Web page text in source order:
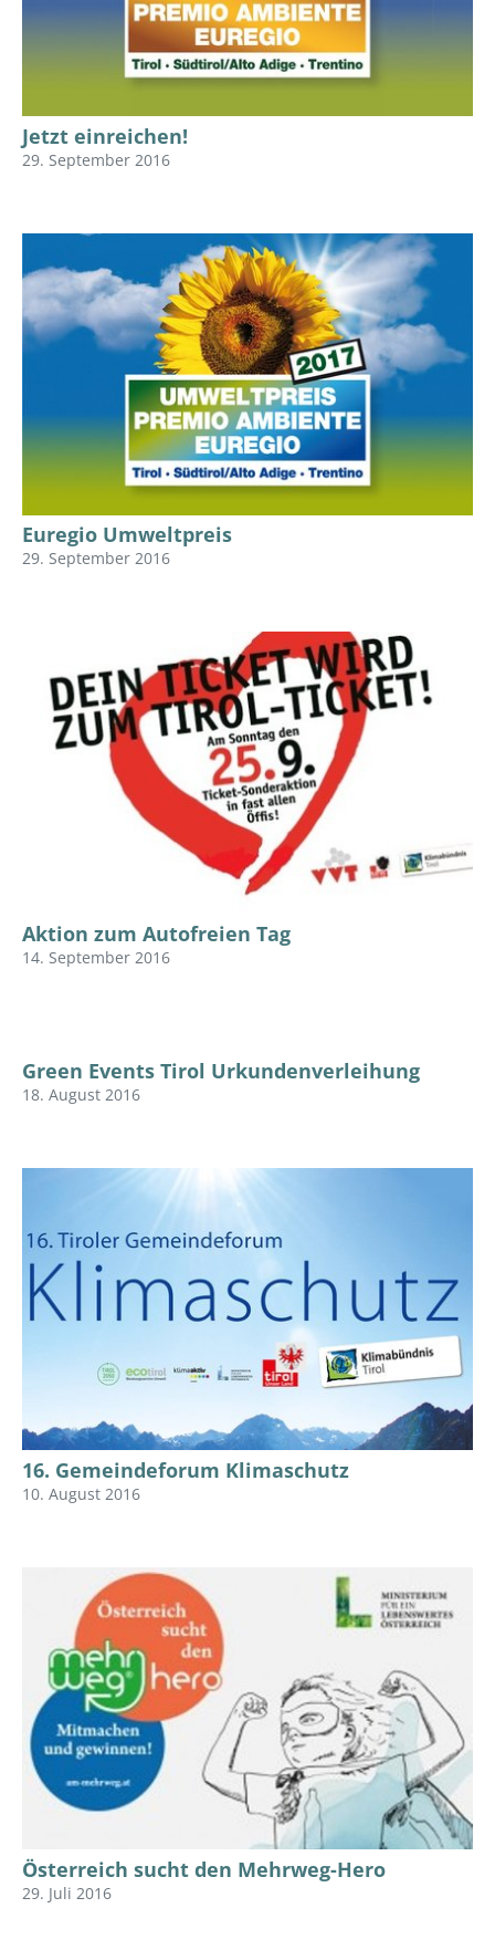
Jetzt einreichen!
29. September 2016
Euregio Umweltpreis
29. September 2016
Aktion zum Autofreien Tag
14. September 2016
Green Events Tirol Urkundenverleihung
18. August 2016
16. Gemeindeforum Klimaschutz
10. August 2016
Österreich sucht den Mehrweg-Hero
29. Juli 2016